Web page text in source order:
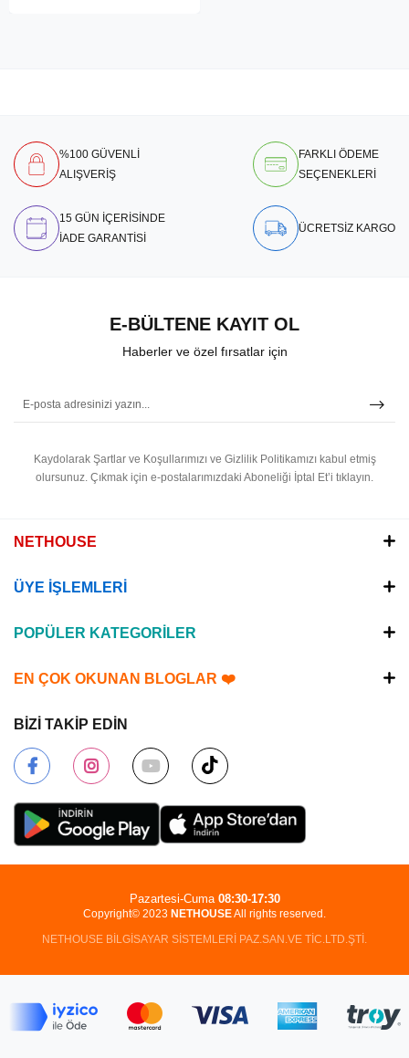
%100 GÜVENLİ
ALIŞVERİŞ
FARKLI ÖDEME
SEÇENEKLERİ
15 GÜN İÇERİSİNDE
İADE GARANTİSİ
ÜCRETSİZ KARGO
E-BÜLTENE KAYIT OL
Haberler ve özel fırsatlar için
Kaydolarak Şartlar ve Koşullarımızı ve Gizlilik Politikamızı kabul etmiş
olursunuz. Çıkmak için e-postalarımızdaki Aboneliği İptal Et’i tıklayın.
NETHOUSE
ÜYE İŞLEMLERİ
POPÜLER KATEGORİLER
EN ÇOK OKUNAN BLOGLAR ❤️
BİZİ TAKİP EDİN
Copyright© 2023 NETHOUSEAll rights reserved.
NETHOUSE BİLGİSAYAR SİSTEMLERİ PAZ.SAN.VE TİC.LTD.ŞTİ.
Pazartesi-Cuma 08:30-17:30